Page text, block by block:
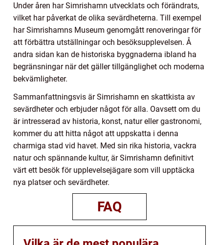
Under åren har Simrishamn utvecklats och förändrats,
vilket har påverkat de olika sevärdheterna. Till exempel
har Simrishamns Museum genomgått renoveringar för
att förbättra utställningar och besöksupplevelsen. Å
andra sidan kan de historiska byggnaderna ibland ha
begränsningar när det gäller tillgänglighet och moderna
bekvämligheter.
Sammanfattningsvis är Simrishamn en skattkista av
sevärdheter och erbjuder något för alla. Oavsett om du
är intresserad av historia, konst, natur eller gastronomi,
kommer du att hitta något att uppskatta i denna
charmiga stad vid havet. Med sin rika historia, vackra
natur och spännande kultur, är Simrishamn definitivt
värt ett besök för upplevelsejägare som vill upptäcka
nya platser och sevärdheter.
FAQ